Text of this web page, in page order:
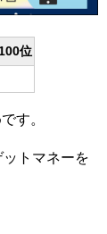
位
す。
トマネーを